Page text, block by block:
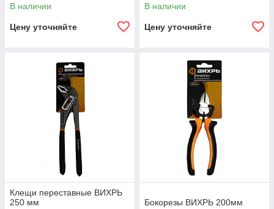
В наличии
Цену уточняйте
В наличии
Цену уточняйте
Клещи переставные ВИХРЬ
250 мм
Бокорезы ВИХРЬ 200мм